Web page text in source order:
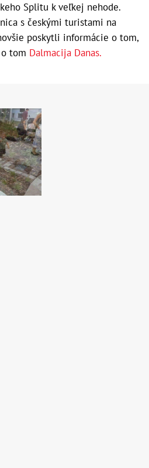
Splitu k veľkej nehode.
s českými turistami na
poskytli informácie o tom,
tom Dalmacija Danas.